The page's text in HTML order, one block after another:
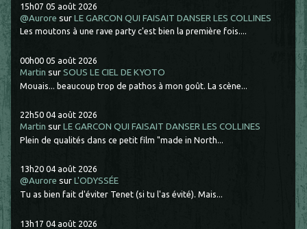
15h07 05 août 2026
@Aurore surLE GARCON QUI FAISAIT DANSER LES COLLINES
Les moutons à une rave party c'est bien la première fois....
00h00 05 août 2026
Martin surSOUS LE CIEL DE KYOTO
Mouais... beaucoup trop de pathos à mon goût. La scène...
22h50 04 août 2026
Martin surLE GARCON QUI FAISAIT DANSER LES COLLINES
Plein de qualités dans ce petit film "made in North...
13h20 04 août 2026
@Aurore surL'ODYSSÉE
Tu as bien fait d'éviter Tenet (si tu l'as évité). Mais...
13h17 04 août 2026